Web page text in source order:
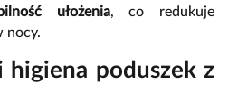
ułożenia, co redukuje
nocy.
higiena poduszek z